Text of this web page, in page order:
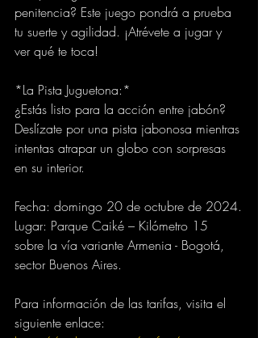
penitencia? Este juego pondrá a prueba
tu suerte y agilidad. ¡Atrévete a jugar y
ver qué te toca!
*La Pista Juguetona:*
¿Estás listo para la acción entre jabón?
Deslízate por una pista jabonosa mientras
intentas atrapar un globo con sorpresas
en su interior.
Fecha: domingo 20 de octubre de 2024.
Lugar: Parque Caiké – Kilómetro 15
sobre la vía variante Armenia - Bogotá,
sector Buenos Aires.
Para información de las tarifas, visita el
siguiente enlace: